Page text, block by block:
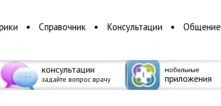
Справочник Консультации Общение
консультации
задайте вопрос врачу
мобильные
приложения